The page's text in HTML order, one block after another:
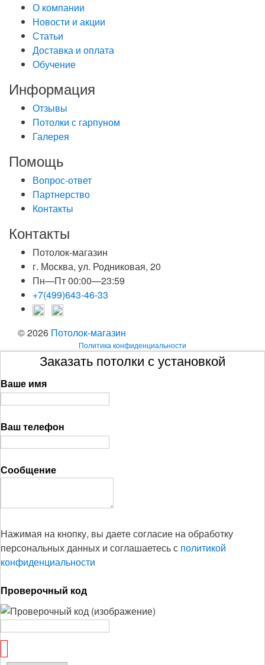
О компании
Новости и акции
Статьи
Доставка и оплата
Обучение
Информация
Отзывы
Потолки с гарпуном
Галерея
Помощь
Вопрос-ответ
Партнерство
Контакты
Контакты
Потолок-магазин
г. Москва, ул. Родниковая, 20
Пн—Пт 00:00—23:59
+7(499)643-46-33
© 2026 Потолок-магазин
Политика конфиденциальности
Заказать потолки с установкой
Ваше имя
Ваш телефон
Сообщение
Нажимая на кнопку, вы даете согласие на обработку
персональных данных и соглашаетесь с политикой
конфиденциальности
Проверочный код